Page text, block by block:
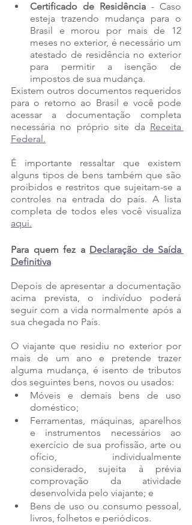
Certificado de Residência - Caso
esteja trazendo mudança para o
Brasil e morou por mais de 12
meses no exterior, é necessário um
atestado de residência no exterior
para permitir a isenção de
impostos de sua mudança.
Existem outros documentos requeridos
para o retorno ao Brasil e você pode
acessar a documentação completa
necessária no próprio site da Receita
Federal .
É importante ressaltar que existem
alguns tipos de bens também que são
proibidos e restritos que sujeitam-se a
controles na entrada do país. A lista
aqui.
Para quem fez a Declaração de Saída
Definitiva
Depois de apresentar a documentação
acima prevista, o indivíduo poderá
seguir com a vida normalmente após a
sua chegada no País.
O viajante que residiu no exterior por
mais de um ano e pretende trazer
alguma mudança, é isento de tributos
dos seguintes bens, novos ou usados:
Móveis e demais bens de uso
doméstico;
Ferramentas, máquinas, aparelhos
e instrumentos necessários ao
exercício de sua profissão, arte ou
ofício, individualmente
considerado, sujeita à prévia
comprovação da atividade
desenvolvida pelo viajante; e
Bens de uso ou consumo pessoal,
livros, folhetos e periódicos.